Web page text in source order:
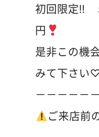
初回限定‼︎
円
是非この機
みて下さい
－－－－－
ご来店前